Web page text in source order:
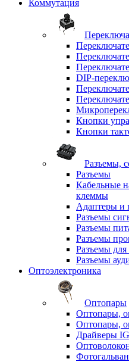
Коммутация
DIP-
Кнопки
Кнопки
Разъемы,
Разъемы
Кабельные
клеммы
Адаптеры и
Разъемы
Разъемы
Разъемы
Разъемы
Разъемы
Оптоэлектроника
Оптопары
Оптопары,
Оптопары,
Драйверы